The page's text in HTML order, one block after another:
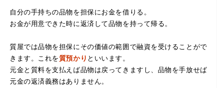
（大阪府堺市）電話対応の時からとても感じが良くて来店
でお世話になろうと思いました。ありがとうございまし
た。
自分の手持ちの品物を担保にお金を借りる。
お金が用意できた時に返済して品物を持って帰る。
質屋では品物を担保にその価値の範囲で融資を受けることがで
きます。これを質預かり といいます。
元金と質料を支払えば品物は戻ってきますし、品物を手放せば
元金の返済義務はありません。